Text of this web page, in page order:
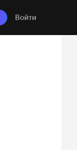
Войти